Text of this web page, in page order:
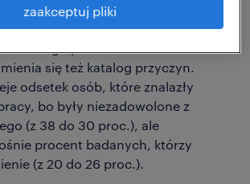
badaniu Monitor Rynku
czyli liczba pracowników,
się też katalog przyczyn.
odsetek osób, które znalazły
bo były niezadowolone z
(z 38 do 30 proc.), ale
procent badanych, którzy
(z 20 do 26 proc.).
zaakceptuj pliki